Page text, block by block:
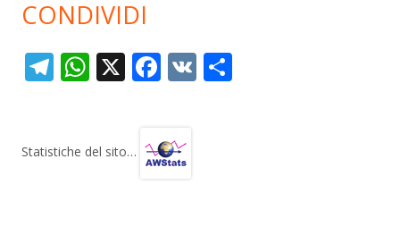
CONDIVIDI
T
gr
W
s
X F
b
V
Statistiche del sito…